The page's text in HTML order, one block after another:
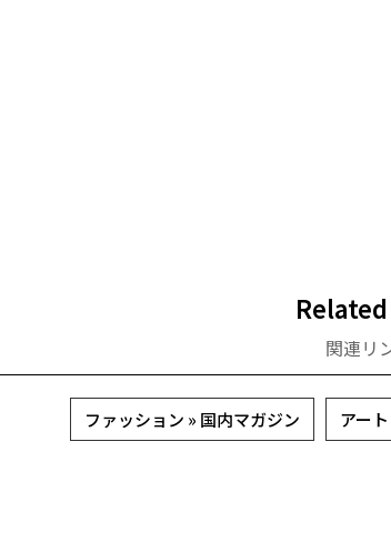
関連リ
ファッション » 国内マガジン アー